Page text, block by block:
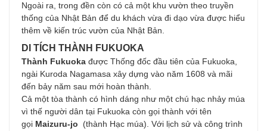
Ngoài ra, trong đền còn có cả một khu vườn theo truyền
thống của Nhật Bản để du khách vừa đi dạo vừa được hiểu
thêm về kiến trúc vườn của Nhật Bản.
DI TÍCH TH ÀNH FUKUOKA
Thành Fukuoka được Thống đốc đầu tiên của Fukuoka,
ngài Kuroda Nagamasa xây dựng vào năm 1608 và mãi
đến bảy năm sau mới hoàn thành.
Cả một tòa thành có hình dáng như một chú hạc nhảy múa
vì thế người dân tại Fukuoka còn gọi thành với tên
gọi Maizuru-jo
(thành Hạc múa). Với lịch sử và công trình